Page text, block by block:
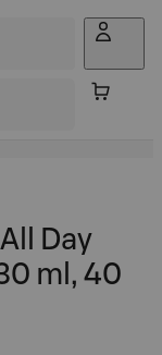
Day
ml, 40